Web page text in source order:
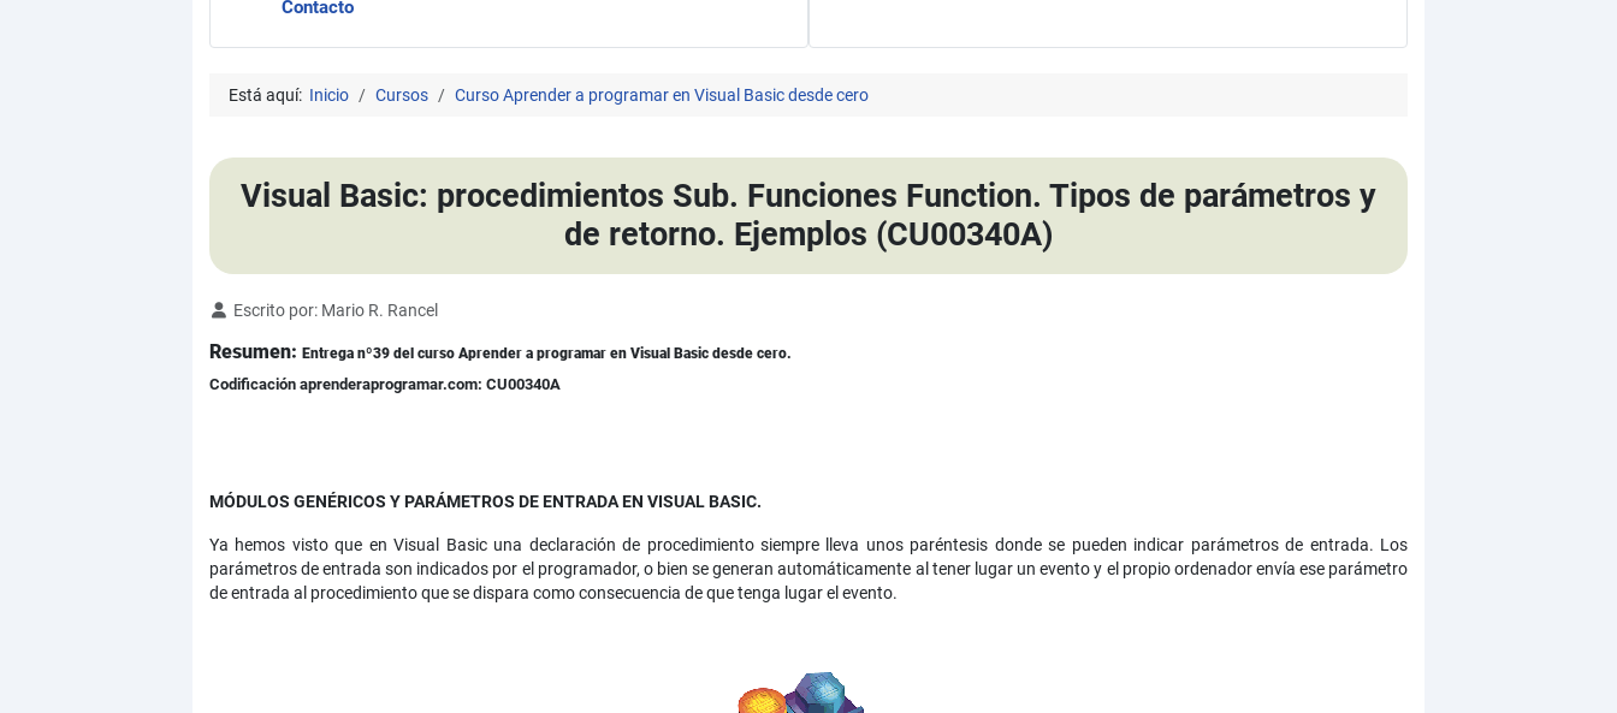
Contacto
Está aquí: Inicio Cursos Curso Aprender a programar en Visual Basic desde cero
Visual Basic: procedimientos Sub. Funciones Function. Tipos de parámetros y
de retorno. Ejemplos (CU00340A)
Detalles
Escrito por: Mario R. Rancel
Resumen: Entrega nº39 del curso Aprender a programar en Visual Basic desde cero.
Codificación aprenderaprogramar.com: CU00340A
MÓDULOS GENÉRICOS Y PARÁMETROS DE ENTRADA EN VISUAL BASIC.
Ya hemos visto que en Visual Basic una declaración de procedimiento siempre lleva unos paréntesis donde se pueden indicar parámetros de entrada. Los
parámetros de entrada son indicados por el programador, o bien se generan automáticamente al tener lugar un evento y el propio ordenador envía ese parámetro
de entrada al procedimiento que se dispara como consecuencia de que tenga lugar el evento.